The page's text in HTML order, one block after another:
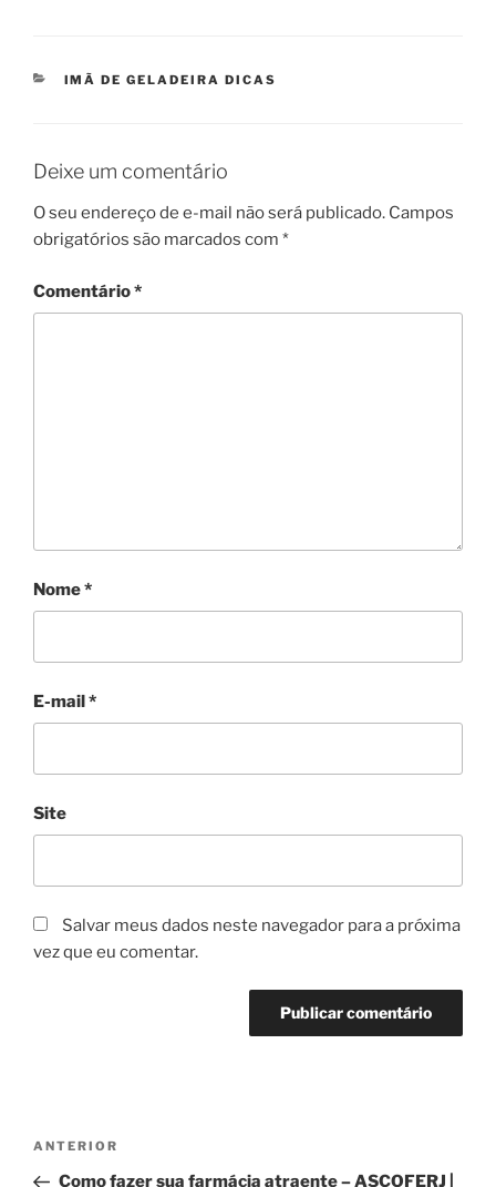
CATEGORIAS
IMÃ DE GELADEIRA DICAS
Deixe um comentário
O seu endereço de e-mail não será publicado. Campos
obrigatórios são marcados com *
Comentário*
Nome*
E-mail*
Site
Salvar meus dados neste navegador para a próxima
vez que eu comentar.
Navegação
Post
anterior
ANTERIOR
Como fazer sua farmácia atraente – ASCOFERJ |